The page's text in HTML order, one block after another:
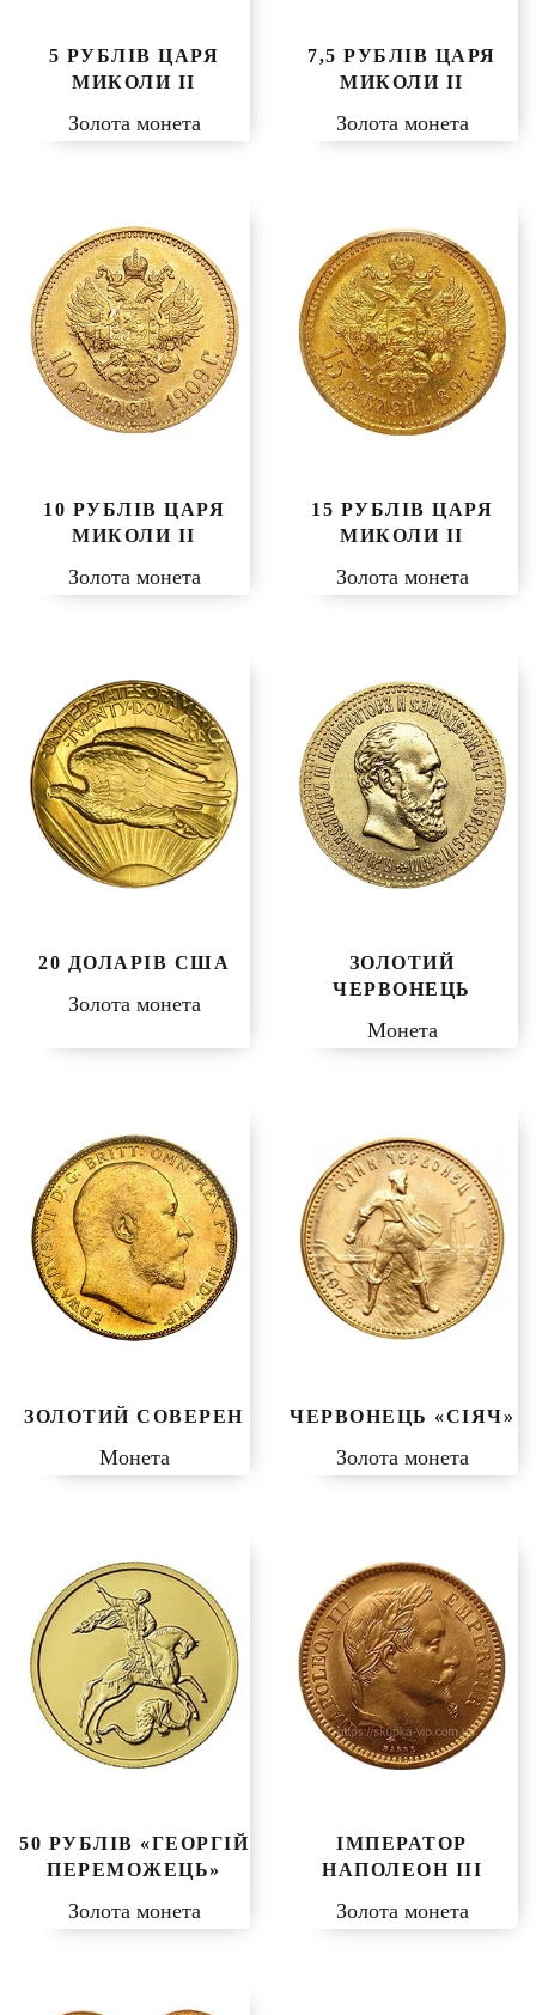
5 РУБЛІВ ЦАРЯ
МИКОЛИ II
Золота монета
7,5 РУБЛІВ ЦАРЯ
МИКОЛИ II
Золота монета
10 РУБЛІВ ЦАРЯ
МИКОЛИ II
Золота монета
15 РУБЛІВ ЦАРЯ
МИКОЛИ II
Золота монета
20 ДОЛАРІВ США
Золота монета
ЗОЛОТИЙ
ЧЕРВОНЕЦЬ
Монета
ЗОЛОТИЙ СОВЕРЕН
Монета
ЧЕРВОНЕЦЬ «СІЯЧ»
Золота монета
50 РУБЛІВ «ГЕОРГІЙ
ПЕРЕМОЖЕЦЬ»
Золота монета
ІМПЕРАТОР
НАПОЛЕОН ІІІ
Золота монета